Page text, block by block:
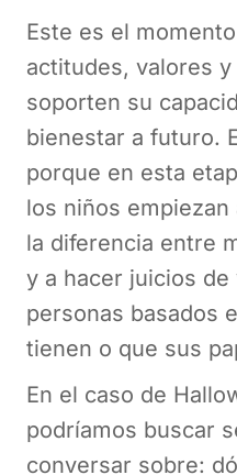
Este es el
actitudes, valores
soporten su
bienestar a futuro.
porque en esta
los niños
la diferencia entre
y a hacer juicios
personas basados
tienen o que sus
En el caso de
podríamos buscar
conversar sobre: